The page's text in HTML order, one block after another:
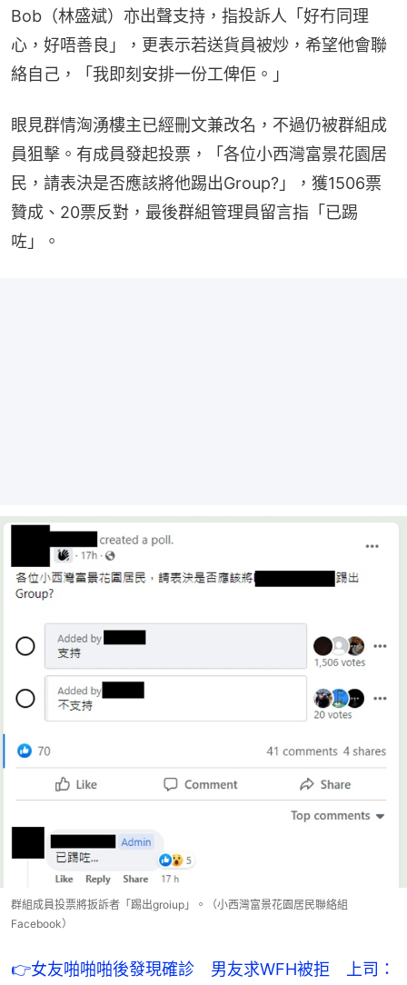
Bob（林盛斌）亦出聲支持，指投訴人「好冇同理
心，好唔善良」，更表示若送貨員被炒，希望他會聯
絡自己，「我即刻安排一份工俾佢。」
眼見群情洶湧樓主已經刪文兼改名，不過仍被群組成
員狙擊。有成員發起投票，「各位小西灣富景花園居
民，請表決是否應該將他踢出Group?」，獲1506票
贊成、20票反對，最後群組管理員留言指「已踢
咗」。
群組成員投票將扳訴者「踢出groiup」。（小西灣富景花園居民聯絡組
Facebook）
👉女友啪啪啪後發現確診　男友求WFH被拒　上司：